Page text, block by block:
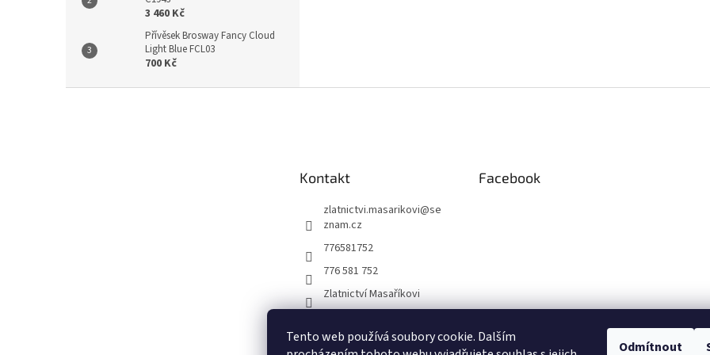
Tento web používá soubory cookie. Dalším
Odmítnout
3 460 Kč
Přívěsek Brosway Fancy Cloud
Light Blue FCL03
700 Kč
Kontakt
zlatnictvi.masarikovi@se
znam.cz
776581752
776 581 752
Zlatnictví Masaříkovi
Facebook
Formuláře